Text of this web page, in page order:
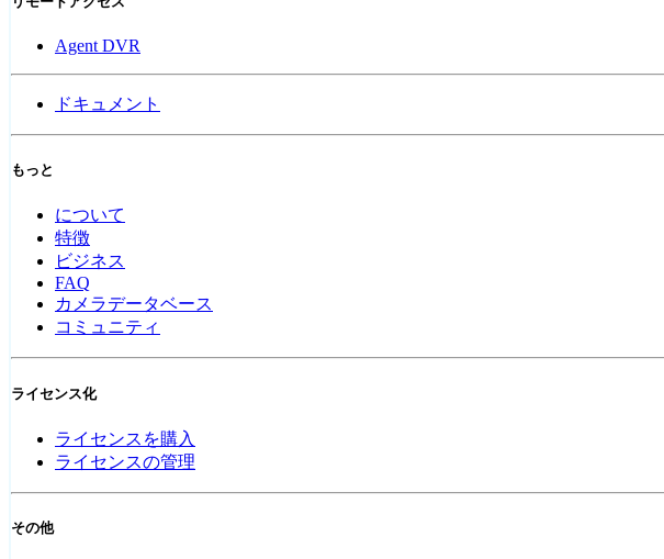
Agent DVR
ドキュメント
もっと
について
特徴
ビジネス
FAQ
カメラデータベース
コミュニティ
ライセンス化
ライセンスを購入
ライセンスの管理
その他